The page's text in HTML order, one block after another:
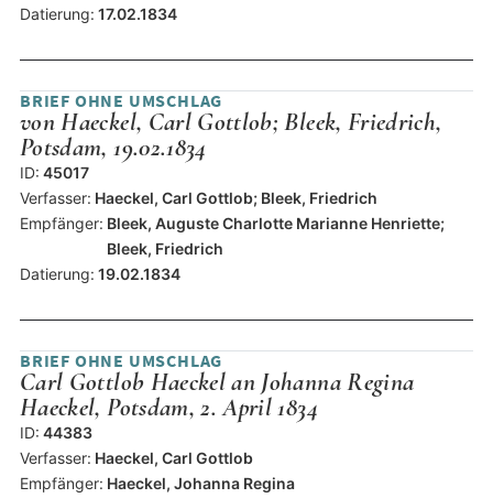
Datierung: 17.02.1834
BRIEF OHNE UMSCHLAG
von Haeckel, Carl Gottlob; Bleek, Friedrich,
Potsdam, 19.02.1834
ID: 45017
Verfasser: Haeckel, Carl Gottlob; Bleek, Friedrich
Empfänger: Bleek, Auguste Charlotte Marianne Henriette;
Bleek, Friedrich
Datierung: 19.02.1834
BRIEF OHNE UMSCHLAG
Carl Gottlob Haeckel an Johanna Regina
Haeckel, Potsdam, 2. April 1834
ID: 44383
Verfasser: Haeckel, Carl Gottlob
Empfänger: Haeckel, Johanna Regina